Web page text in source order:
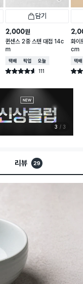
담기
2,000원
퀸센스 2중 스텐 대접 14c
m
택배배송매장픽업오늘배송
별점 4.6점 111
건 작성
화이
cm
택배
별점
3 3
리뷰 29